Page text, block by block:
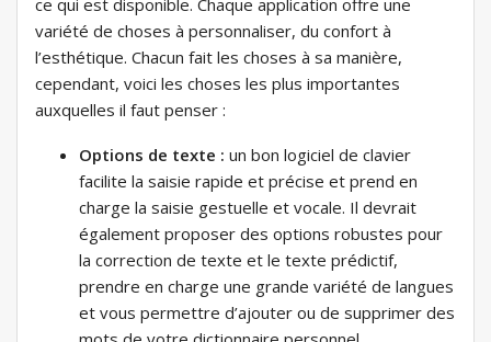
ce qui est disponible. Chaque application offre une
variété de choses à personnaliser, du confort à
l’esthétique. Chacun fait les choses à sa manière,
cependant, voici les choses les plus importantes
auxquelles il faut penser :
Options de texte : un bon logiciel de clavier
facilite la saisie rapide et précise et prend en
charge la saisie gestuelle et vocale. Il devrait
également proposer des options robustes pour
la correction de texte et le texte prédictif,
prendre en charge une grande variété de langues
et vous permettre d’ajouter ou de supprimer des